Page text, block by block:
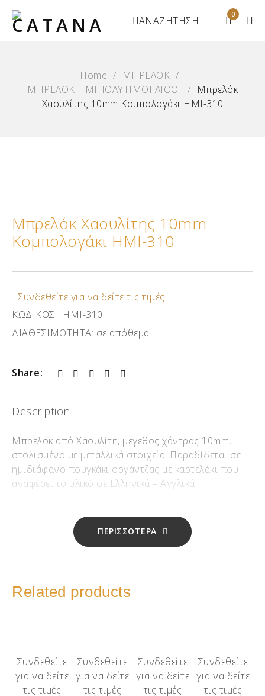
0
ΑΝΑΖΗΤΗΣΗ
Home / ΜΠΡΕΛΟΚ /
ΜΠΡΕΛΟΚ ΗΜΙΠΟΛΥΤΙΜΟΙ ΛΙΘΟΙ / Μπρελόκ
Χαουλίτης 10mm Κομπολογάκι ΗΜΙ-310
Μπρελόκ Χαουλίτης 10mm
Κομπολογάκι ΗΜΙ-310
Συνδεθείτε για να δείτε τις τιμές
ΚΩΔΙΚΟΣ: ΗΜΙ-310
ΔΙΑΘΕΣΙΜΟΤΗΤΑ: σε απόθεμα
Share:
Description
Μπρελόκ από Χαουλίτη, μέγεθος χάντρας 10mm,
στολισμένο με μεταλλικά στοιχεία. Παραδίδεται σε
ημιδιάφανο πουγκάκι οργάντζας με καρτελάκι που
αναφέρει το υλικό σε Ελληνικά – Αγγλικά.
ΠΕΡΙΣΣΟΤΕΡΑ
Related products
Συνδεθείτε
για να δείτε
τις τιμές
Συνδεθείτε
για να δείτε
τις τιμές
Συνδεθείτε
για να δείτε
τις τιμές
Συνδεθείτε
για να δείτε
τις τιμές